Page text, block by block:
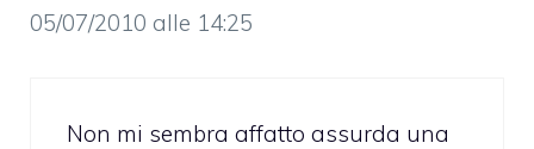
05/07/2010 alle 14:25
Non mi sembra affatto assurda una